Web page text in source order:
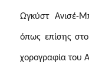
Ωγκύστ Ανισέ-
όπως επίσης
χορογραφία του